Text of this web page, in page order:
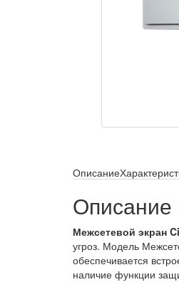
Описание
Описание
Межсетевой экран
угроз. Модель
обеспечивается
наличие функции